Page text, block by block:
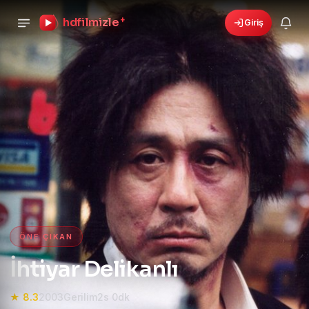
hdfilmizle + Giriş
🎁 6 yeni fırsat! Bonusları gör›
HD Film izle — HD Film İzle,
ÖNE ÇIKAN
İhtiyar Delikanlı
★ 8.32003 Gerilim2s 0dk